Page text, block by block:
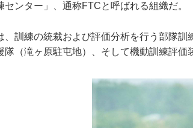
センター」、通称FTCと呼ばれる組織だ。
訓練の統裁および評価分析を行う部隊訓
隊（滝ヶ原駐屯地）、そして機動訓練評価